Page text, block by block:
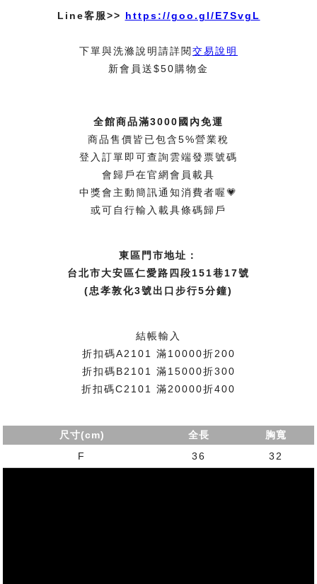
Line客服>> https://goo.gl/E7SvgL
下單與洗滌說明請詳閱交易說明
新會員送$50購物金
全館商品滿3000國內免運
商品售價皆已包含5%營業稅
登入訂單即可查詢雲端發票號碼
會歸戶在官網會員載具
中獎會主動簡訊通知消費者喔💗
或可自行輸入載具條碼歸戶
東區門市地址：
台北市大安區仁愛路四段151巷17號
(忠孝敦化3號出口步行5分鐘)
結帳輸入
折扣碼A2101 滿10000折200
折扣碼B2101 滿15000折300
折扣碼C2101 滿20000折400
尺寸(cm) 全長
胸寬
F
36 32